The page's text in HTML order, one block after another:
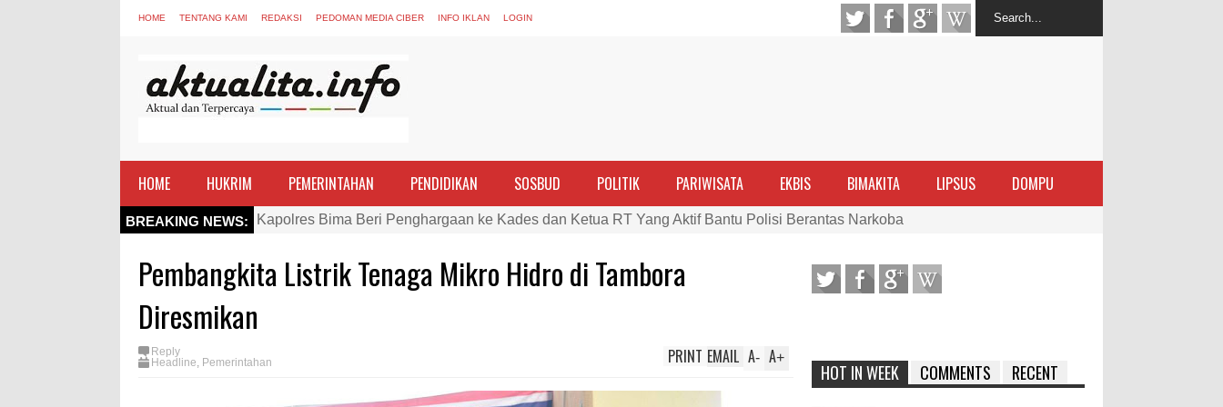
HOME TENTANG KAMI REDAKSI PEDOMAN MEDIA CIBER INFO IKLAN LOGIN
HOME HUKRIM PEMERINTAHAN PENDIDIKAN SOSBUD POLITIK PARIWISATA EKBIS BIMAKITA LIPSUS DOMPU
BREAKING NEWS:
Kapolres Bima Beri Penghargaan ke Kades dan Ketua RT Yang Aktif Bantu Polisi Berantas Narkoba
Staf Ahli Tekankan Peran Perempuan sebagai Penggerak Ekonomi Keluarga pada Pelatihan Kewirausahaan Kota Bima
Perkuat Soliditas-Sinergi, Kapolres Bima Silaturahmi ke Kejari dan Kodim 1608
Nobar Piala Dunia Argentina vs Inggris, Polres Bima Pererat Silaturahmi dengan Masyarakat
Pembangkita Listrik Tenaga Mikro Hidro di Tambora
Diresmikan
Reply
Headline, Pemerintahan A+
A-
EMAIL
PRINT
HOT IN WEEK COMMENTS RECENT